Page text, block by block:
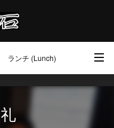
ランチ (Lunch)
お土産 (Go to)
壮石の心 (Our Philosophy)